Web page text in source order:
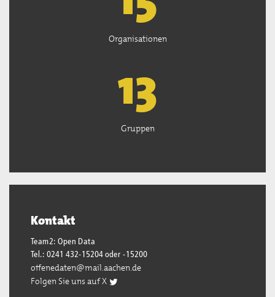
Organisationen
13
Gruppen
Kontakt
Team2: Open Data
Tel.: 0241 432-15204 oder -15200
offenedaten@mail.aachen.de
Folgen Sie uns auf X